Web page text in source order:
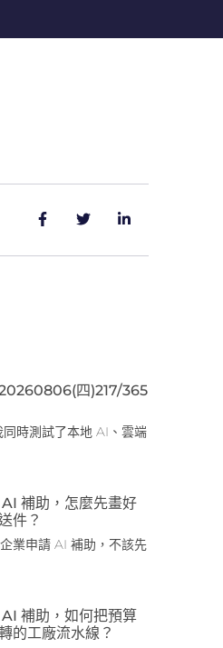
四)217/365
時測試了本地 AI、雲端
補助，怎麼先畫好
件？
業申請 AI 補助，不該先
補助，如何把預算
的工廠流水線？